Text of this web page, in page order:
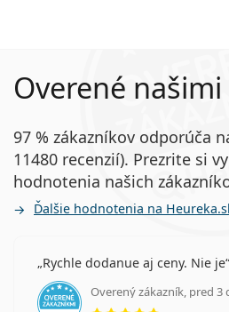
Overené
97 % zákazníkov odporúča
11480 recenzií). Prezrite si
hodnotenia našich
Ďalšie hodnotenia na
Rychle dodanue aj ceny. Nie je
Overený zákazník, pred 3